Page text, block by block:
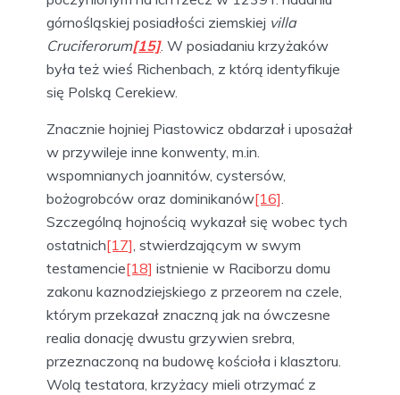
górnośląskiej posiadłości ziemskiej villa
Cruciferorum[15]. W posiadaniu krzyżaków
była też wieś Richenbach, z którą identyfikuje
się Polską Cerekiew.
Znacznie hojniej Piastowicz obdarzał i uposażał
w przywileje inne konwenty, m.in.
wspomnianych joannitów, cystersów,
bożogrobców oraz dominikanów[16].
Szczególną hojnością wykazał się wobec tych
ostatnich[17], stwierdzającym w swym
testamencie[18] istnienie w Raciborzu domu
zakonu kaznodziejskiego z przeorem na czele,
którym przekazał znaczną jak na ówczesne
realia donację dwustu grzywien srebra,
przeznaczoną na budowę kościoła i klasztoru.
Wolą testatora, krzyżacy mieli otrzymać z